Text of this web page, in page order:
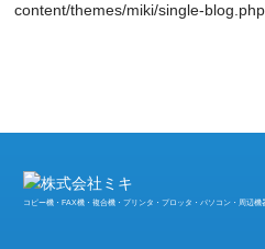
content/themes/miki/single-blog.php
コピー機・FAX機・複合機・プリンタ・プロッタ・パソコン・周辺機